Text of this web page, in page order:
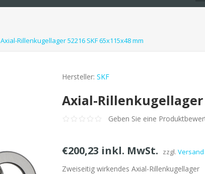
Axial-Rillenkugellager 52216 SKF 65x115x48 mm
Hersteller: SKF
Axial-Rillenkugellager
Geben Sie eine
€200,23 inkl. MwSt. zzgl.Versand
Zweiseitig wirkendes Axial-Rillenkugellager